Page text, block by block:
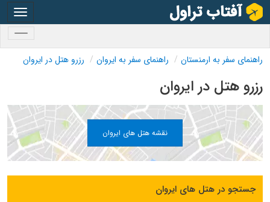
راهنمای سفر به ارمنستان راهنمای سفر به ایروان رزرو هتل در ایروان
رزرو هتل در ایروان
نقشه هتل های ایروان
جستجو در هتل های ایروان